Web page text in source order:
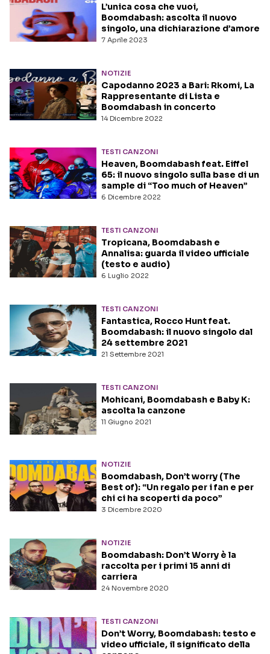
7 Aprile 2023
L’unica cosa che vuoi,
Boomdabash: ascolta il nuovo
singolo, una dichiarazione d’amore
NOTIZIE
14 Dicembre 2022
Capodanno 2023 a Bari: Rkomi, La
Rappresentante di Lista e
Boomdabash in concerto
TESTI CANZONI
6 Dicembre 2022
Heaven, Boomdabash feat. Eiffel
65: il nuovo singolo sulla base di un
sample di “Too much of Heaven”
TESTI CANZONI
6 Luglio 2022
Tropicana, Boomdabash e
Annalisa: guarda il video ufficiale
(testo e audio)
TESTI CANZONI
21 Settembre 2021
Fantastica, Rocco Hunt feat.
Boomdabash: il nuovo singolo dal
24 settembre 2021
TESTI CANZONI
11 Giugno 2021
Mohicani, Boomdabash e Baby K:
ascolta la canzone
NOTIZIE
3 Dicembre 2020
Boomdabash, Don’t worry (The
Best of): “Un regalo per i fan e per
chi ci ha scoperti da poco”
NOTIZIE
24 Novembre 2020
Boomdabash: Don’t Worry è la
raccolta per i primi 15 anni di
carriera
TESTI CANZONI
Don’t Worry, Boomdabash: testo e
video ufficiale, il significato della